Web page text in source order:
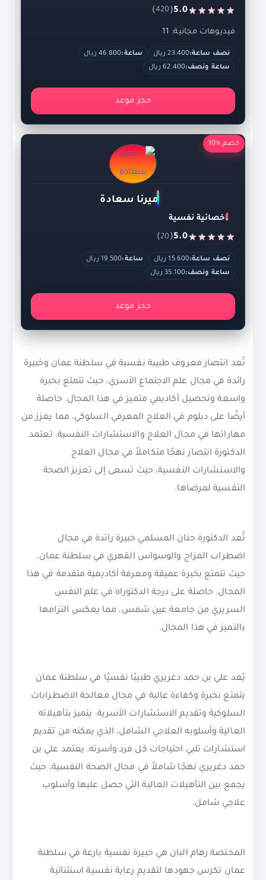
5.0
(
420
)
فيديوهات مجانية: 11
نصف ساعة:23.400 ريال ساعة:46.800 ريال
ساعة ونصف:62.400 ريال
حجز موعد
خصم %10
ميرنا سعادة
اخصائية نفسية
5.0
(
20
)
نصف ساعة:15.600 ريال ساعة:19.500 ريال
ساعة ونصف:35.100 ريال
حجز موعد
تُعد انتصار معروف طبيبة نفسية في سلطنة عمان وخبيرة
رائدة في مجال علم الاجتماع الأسري، حيث تتمتع بخبرة
واسعة وتحصيل أكاديمي متميز في هذا المجال. حاصلة
أيضًا على دبلوم في العلاج المعرفي السلوكي، مما يعزز من
مهاراتها في مجال العلاج والاستشارات النفسية. تعتمد
الدكتورة انتصار نهجًا متكاملاً في مجال العلاج
والاستشارات النفسية، حيث تسعى إلى تعزيز الصحة
النفسية لمرضاها.
تُعد الدكتورة حنان المسلمي خبيرة رائدة في مجال
اضطراب المزاج والوسواس القهري في سلطنة عمان،
حيث تتمتع بخبرة عميقة ومعرفة أكاديمية متقدمة في هذا
المجال. حاصلة على درجة الدكتوراه في علم النفس
السريري من جامعة عين شمس، مما يعكس التزامها
بالتميز في هذا المجال.
يُعد علي بن حمد دغريري طبيبًا نفسيًا في سلطنة عمان
يتمتع بخبرة وكفاءة عالية في مجال معالجة الاضطرابات
السلوكية وتقديم الاستشارات الأسرية. يتميز بتأهيلاته
العالية وأسلوبه العلاجي الشامل، الذي يمكنه من تقديم
استشارات تلبي احتياجات كل فرد وأسرته. يعتمد علي بن
حمد دغريري نهجًا شاملاً في مجال الصحة النفسية، حيث
يجمع بين التأهيلات العالية التي حصل عليها وأسلوب
علاجي شامل.
المختصة رهام البان هي خبيرة نفسية بارعة في سلطنة
عمان تكرس جهودها لتقديم رعاية نفسية استثنائية